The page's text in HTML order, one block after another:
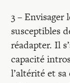
3 – Envisager
susceptibles
réadapter. Il
capacité
l’altérité et